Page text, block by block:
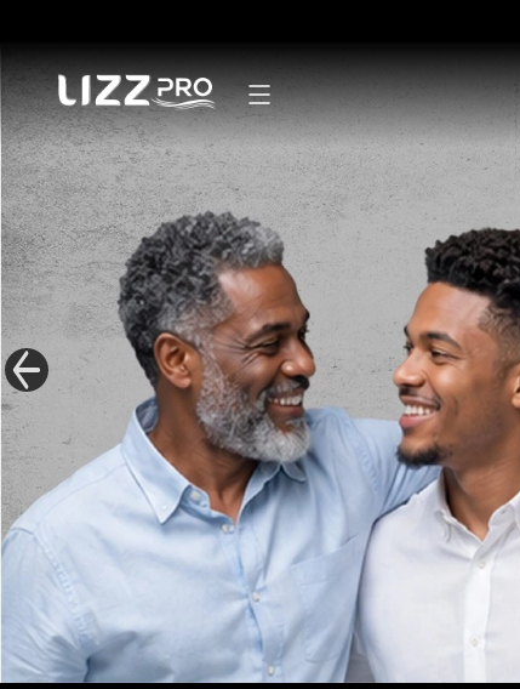
Secadores
Pranchas
Modeladores
Escovas
Mãos e pés
Linha Masculina
Mister Lizz
Acessórios
Kits